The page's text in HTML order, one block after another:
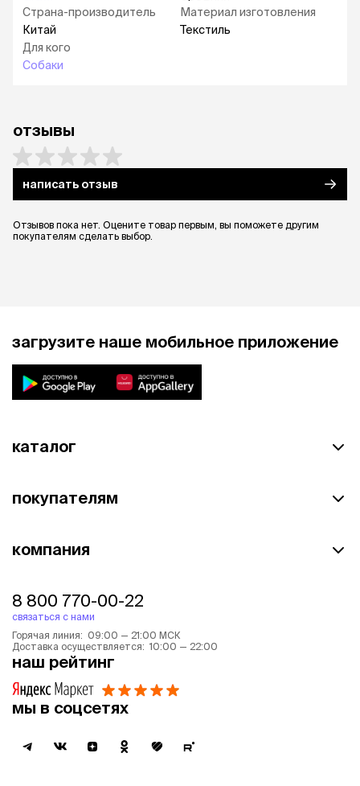
Страна-производитель
Китай
Для кого
Собаки
Материал изготовления
Текстиль
отзывы
написать отзыв
Отзывов пока нет. Оцените товар первым, вы поможете другим
покупателям сделать выбор.
загрузите наше мобильное приложение
каталог
покупателям
компания
8 800 770-00-22
связаться с нами
Горячая линия: 09:00 — 21:00 МСК
Доставка осуществляется: 10:00 — 22:00
наш рейтинг
мы в соцсетях